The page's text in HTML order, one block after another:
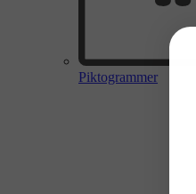
Piktogrammer